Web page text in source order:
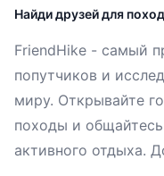
Найди друзей для
FriendHike - самый
попутчиков и
миру. Открывайте
походы и
активного отдыха.